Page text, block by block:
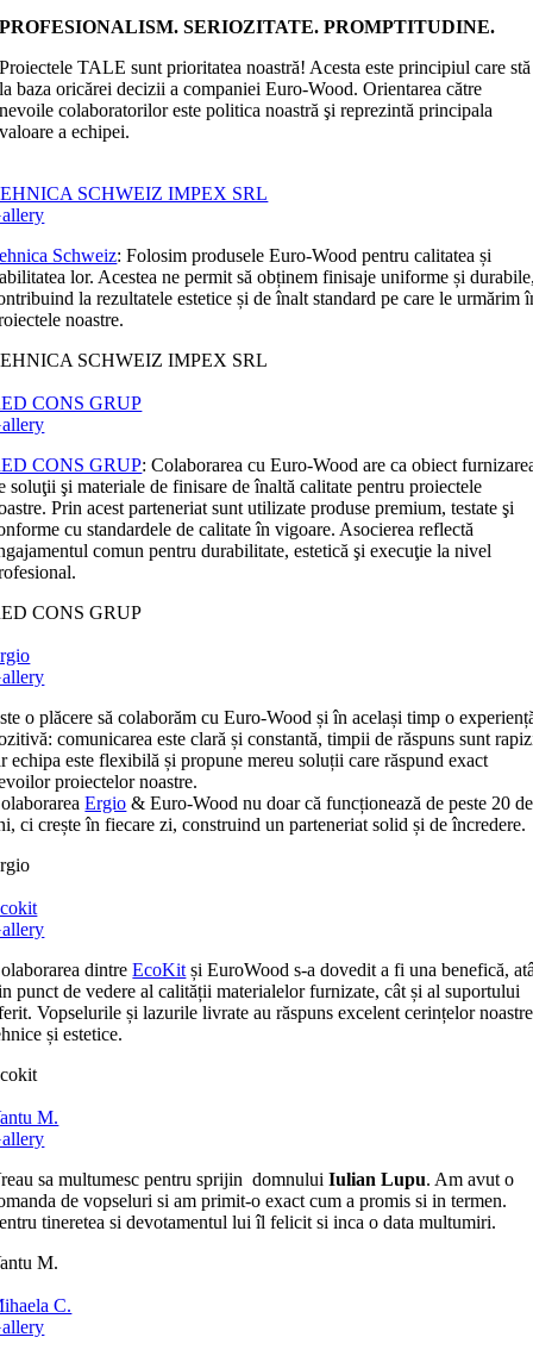
PROFESIONALISM. SERIOZITATE. PROMPTITUDINE.
Proiectele TALE sunt prioritatea noastră! Acesta este principiul care stă
la baza oricărei decizii a companiei Euro-Wood. Orientarea către
nevoile colaboratorilor este politica noastră şi reprezintă principala
valoare a echipei.
SCHWEIZ IMPEX SRL
Schweiz: Folosim produsele Euro-Wood pentru calitatea și
lor. Acestea ne permit să obținem finisaje uniforme și
la rezultatele estetice și de înalt standard pe care le urmărim
noastre.
SCHWEIZ IMPEX SRL
CONS GRUP
CONS GRUP: Colaborarea cu Euro-Wood are ca obiect
soluţii şi materiale de finisare de înaltă calitate pentru proiectele
Prin acest parteneriat sunt utilizate produse premium, testate şi
cu standardele de calitate în vigoare. Asocierea reflectă
comun pentru durabilitate, estetică şi execuţie la nivel
CONS GRUP
o plăcere să colaborăm cu Euro-Wood și în același timp o
comunicarea este clară și constantă, timpii de răspuns sunt
echipa este flexibilă și propune mereu soluții care răspund exact
proiectelor noastre.
Ergio & Euro-Wood nu doar că funcționează de peste 20 de
ci crește în fiecare zi, construind un parteneriat solid și de încredere.
dintreEcoKit și EuroWood s-a dovedit a fi una benefică,
punct de vedere al calității materialelor furnizate, cât și al suportului
Vopselurile și lazurile livrate au răspuns excelent cerințelor noastre
și estetice.
M.
sa multumesc pentru sprijin domnuluiIulian Lupu. Am avut o
de vopseluri si am primit-o exact cum a promis si in termen.
tineretea si devotamentul lui îl felicit si inca o data multumiri.
M.
C.